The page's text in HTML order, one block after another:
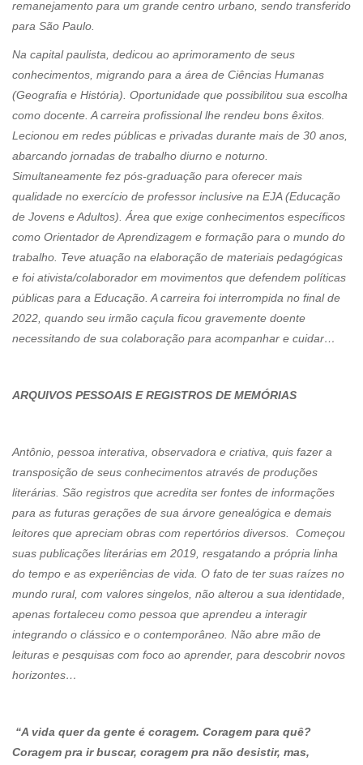
remanejamento para um grande centro urbano, sendo transferido
para São Paulo.
Na capital paulista, dedicou ao aprimoramento de seus
conhecimentos, migrando para a área de Ciências Humanas
(Geografia e História). Oportunidade que possibilitou sua escolha
como docente. A carreira profissional lhe rendeu bons êxitos.
Lecionou em redes públicas e privadas durante mais de 30 anos,
abarcando jornadas de trabalho diurno e noturno.
Simultaneamente fez pós-graduação para oferecer mais
qualidade no exercício de professor inclusive na EJA (Educação
de Jovens e Adultos). Área que exige conhecimentos específicos
como Orientador de Aprendizagem e formação para o mundo do
trabalho. Teve atuação na elaboração de materiais pedagógicas
e foi ativista/colaborador em movimentos que defendem políticas
públicas para a Educação. A carreira foi interrompida no final de
2022, quando seu irmão caçula ficou gravemente doente
necessitando de sua colaboração para acompanhar e cuidar…
ARQUIVOS PESSOAIS E REGISTROS DE MEMÓRIAS
Antônio, pessoa interativa, observadora e criativa, quis fazer a
transposição de seus conhecimentos através de produções
literárias. São registros que acredita ser fontes de informações
para as futuras gerações de sua árvore genealógica e demais
leitores que apreciam obras com repertórios diversos. Começou
suas publicações literárias em 2019, resgatando a própria linha
do tempo e as experiências de vida. O fato de ter suas raízes no
mundo rural, com valores singelos, não alterou a sua identidade,
apenas fortaleceu como pessoa que aprendeu a interagir
integrando o clássico e o contemporâneo. Não abre mão de
leituras e pesquisas com foco ao aprender, para descobrir novos
horizontes…
“A vida quer da gente é coragem. Coragem para quê?
Coragem pra ir buscar, coragem pra não desistir, mas,